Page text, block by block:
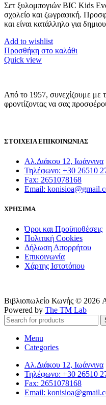
Σετ ξυλομπογιών BIC Kids
σχολείο και ζωγραφική.
και είναι κατάλληλο για
Add to wishlist
Προσθήκη στο καλάθι
Quick view
Από το 1957, συνεχίζουμε με
φροντίζοντας να σας
ΣΤΟΙΧΕΙΑ ΕΠΙΚΟΙΝΩΝΙΑΣ
Αλ.Διάκου 12, Ιωάννινα
Τηλέφωνο: +30 26510
Fax: 2651078168
Email:
ΧΡΗΣΙΜΑ
Όροι και Προϋποθέσεις
Πολιτική Cookies
Δήλωση Απορρήτου
Επικοινωνία
Χάρτης Ιστοτόπου
Βιβλιοπωλείο Κωνής © 2026
Powered by The TM Lab
Menu
Categories
Αλ.Διάκου 12, Ιωάννινα
Τηλέφωνο: +30 26510
Fax: 2651078168
Email: